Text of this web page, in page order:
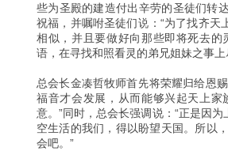
些为圣殿的建造付出辛劳的圣徒们转
祝福，并嘱咐圣徒们说：“为了找齐
相似，并且要做好向那些即将死去
语，在寻找和照看灵的弟兄姐妹之事上
总会长金凑哲牧师首先将荣耀归给恩
福音才会发展，从而能够兴起天上
意。”同时，总会长强调说：“正是因
空生活的我们，得以盼望天国。所以
会吧。”